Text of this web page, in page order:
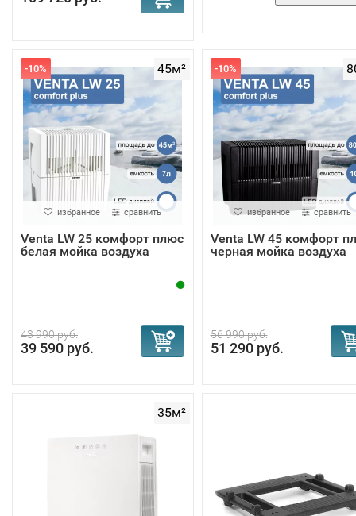
45м²
-10%
избранное сравнить
Venta LW 25 комфорт плюс
белая мойка воздуха
43 990 руб.
39 590 руб.
-10%
избранное сравнить
Venta LW 45 комфорт
черная мойка воздуха
56 990 руб.
51 290 руб.
35м²